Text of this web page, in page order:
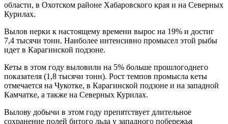
области, в Охотском районе Хабаровского края и на Северных
Курилах.
Вылов нерки к настоящему времени вырос на 19% и достиг
7,4 тысячи тонн. Наиболее интенсивно промысел этой рыбы
идет в Карагинской подзоне.
Кеты в этом году выловили на 5% больше прошлогоднего
показателя (1,8 тысячи тонн). Рост темпов промысла кеты
отмечается на Чукотке, в Карагинской подзоне и на западной
Камчатке, а также на Северных Курилах.
Вылову добычи в этом году препятствует длительное
сохранение полей битого льда у западного побережья